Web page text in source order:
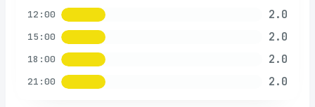
12:00 2.0
15:00 2.0
18:00 2.0
21:00 2.0